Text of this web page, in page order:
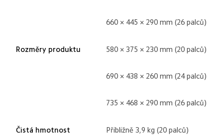
660 × 445 × 290 mm (26 palců)
Rozměry produktu 580 × 375 × 230 mm (20 palců)
690 × 438 × 260 mm (24 palců)
735 × 468 × 290 mm (26 palců)
Čistá hmotnost Přibližně 3,9 kg (20 palců)